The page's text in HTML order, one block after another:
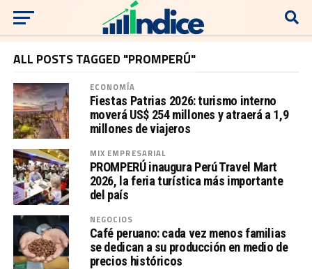
ALL POSTS TAGGED "PROMPERÚ"
ECONOMÍA
Fiestas Patrias 2026: turismo interno
moverá US$ 254 millones y atraerá a 1,9
millones de viajeros
MIX EMPRESARIAL
PROMPERÚ inaugura Perú Travel Mart
2026, la feria turística más importante
del país
NEGOCIOS
Café peruano: cada vez menos familias
se dedican a su producción en medio de
precios históricos